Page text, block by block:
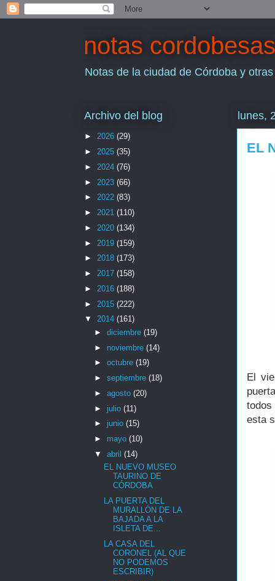
notas cordobesas
Notas de la ciudad de Córdoba y
lunes,
EL
El
esta
Archivo del blog
► 2026 (29)
► 2025 (35)
► 2024 (76)
► 2023 (66)
► 2022 (83)
► 2021 (110)
► 2020 (134)
► 2019 (159)
► 2018 (173)
► 2017 (158)
► 2016 (188)
► 2015 (222)
▼ 2014 (161)
► diciembre (19)
► noviembre (14)
► octubre (19)
► septiembre (18)
► agosto (20)
► julio (11)
► junio (15)
► mayo (10)
▼ abril (14)
EL NUEVO MUSEO
TAURINO DE
CÓRDOBA
LA PUERTA DEL
MURALLÓN DE LA
BAJADA A LA
ISLETA DE...
LA CASA DEL
CORONEL (AL QUE
NO PODEMOS
ESCRIBIR)